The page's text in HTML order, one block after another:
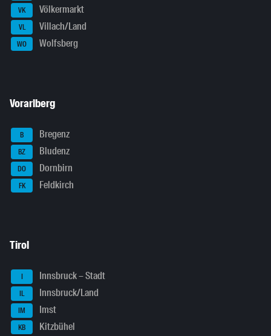
VK Völkermarkt
VL Villach/Land
WO Wolfsberg
Vorarlberg
B Bregenz
BZ Bludenz
DO Dornbirn
FK Feldkirch
Tirol
I Innsbruck – Stadt
IL Innsbruck/Land
IM Imst
KB Kitzbühel